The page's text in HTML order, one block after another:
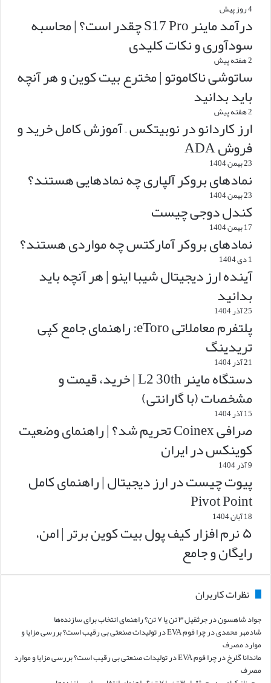
4 روز پیش
درآمد ماینر S17 Pro چقدر است؟ | محاسبه
سودآوری و نکات کلیدی
2 هفته پیش
ساتوشی ناکاموتو | مخترع بیت کوین و هر آنچه
باید بدانید
2 هفته پیش
ارز کاردانو در نوبیتکس – آموزش کامل خرید و
فروش ADA
23 بهمن 1404
نمادهای بروکر آلپاری چه نمادهایی هستند؟
23 بهمن 1404
کندل دوجی چیست
17 بهمن 1404
نمادهای بروکر آمارکتس چه مواردی هستند؟
1 دی 1404
آینده ارز دیجیتال شیبا اینو | هر آنچه باید
بدانید
25 آذر 1404
پلتفرم معاملاتی eToro: راهنمای جامع کپی
تریدینگ
21 آذر 1404
دستگاه ماینر L2 30th | خرید، قیمت و
مشخصات (با گارانتی)
15 آذر 1404
صرافی Coinex تحریم شد؟ | راهنمای وضعیت
کوینکس در ایران
9 آذر 1404
پیوت چیست در ارز دیجیتال | راهنمای کامل
Pivot Point
18 آبان 1404
۵ نرم افزار کیف پول بیت کوین برتر | امن،
رایگان و جامع
نظرات کاربران
جواد شاهسوندرجرثقیل ۳ تن یا ۷ تن؟ راهنمای انتخاب برای سازنده‌ها
شادمهر محمدیدر
چرا فوم EVA در تولیدات صنعتی بی رقیب است؟ بررسی مزایا و
موارد مصرف
ماندانا گلرخدر
چرا فوم EVA در تولیدات صنعتی بی رقیب است؟ بررسی مزایا و موارد
مصرف